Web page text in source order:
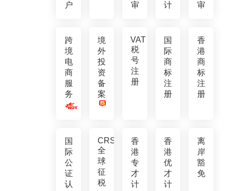
户
审
计
审
跨
境
电
商
服
务
境
外
投
资
备
案
VAT
税
号
注
册
国
际
商
标
注
册
香
港
商
标
注
册
国
际
公
证
认
CRS
全
球
征
税
香
港
专
才
计
香
港
优
才
计
离
岸
豁
免